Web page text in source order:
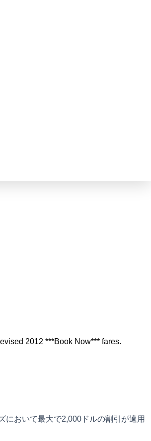
2012 ***Book Now*** fares.
において最大で2,000ドルの割引が適用